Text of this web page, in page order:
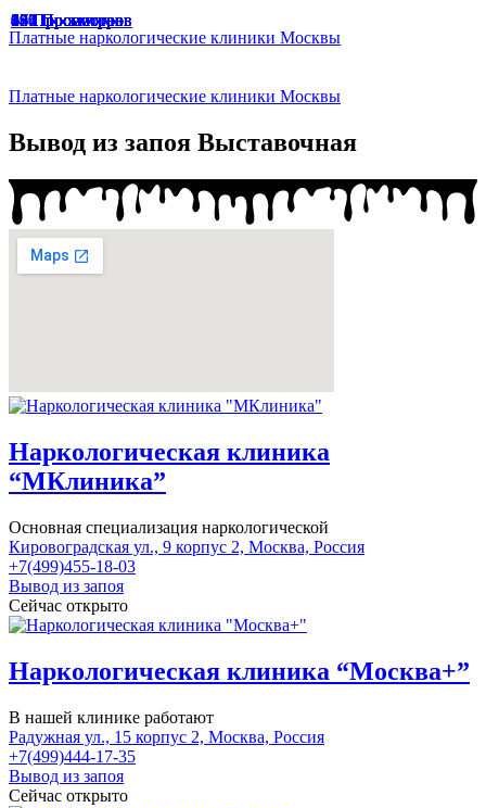
Платные наркологические клиники Москвы
Платные наркологические клиники Москвы
Вывод из запоя Выставочная
47 Просмотров
Наркологическая клиника
“МКлиника”
Основная специализация наркологической
Кировоградская ул., 9 корпус 2, Москва, Россия
+7(499)455-18-03
Вывод из запоя
Сейчас открыто
49 Просмотров
Наркологическая клиника “Москва+”
В нашей клинике работают
Радужная ул., 15 корпус 2, Москва, Россия
+7(499)444-17-35
Вывод из запоя
Сейчас открыто
166 Просмотров
67 Просмотров
65 Просмотров
33 Просмотра
174 Просмотра
187 Просмотров
136 Просмотров
94 Просмотра
191 Просмотр
129 Просмотров
45 Просмотров
64 Просмотра